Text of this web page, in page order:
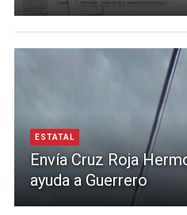
ESTATAL
Envía Cruz Roja
ayuda a Guerrero